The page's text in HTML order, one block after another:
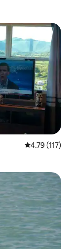
평점 4.79점(5
4.79 (117)